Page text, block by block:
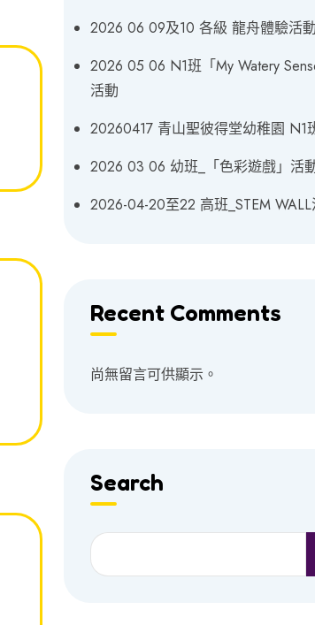
2026 06 09及10 各級 龍舟體驗活動
2026 05 06 N1班「My Watery
活動
20260417 青山聖彼得堂幼稚園 N1
2026 03 06 幼班_「色彩遊戲」活
2026-04-20至22 高班_STEM WALL
Recent Comments
尚無留言可供顯示。
Search